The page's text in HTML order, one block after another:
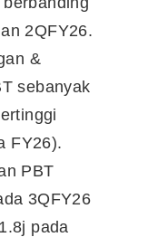
2QFY26.
&
sebanyak
FY26).
PBT
3QFY26
pada